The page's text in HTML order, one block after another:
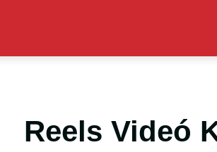
Reels Videó